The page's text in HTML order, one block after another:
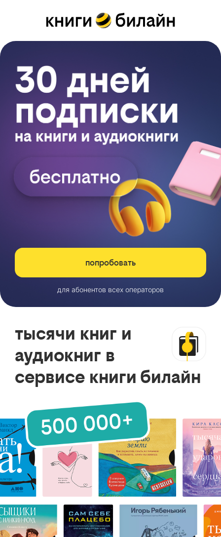
попробовать
для абонентов всех операторов
тысячи книг и
аудиокниг в
сервисе книги билайн